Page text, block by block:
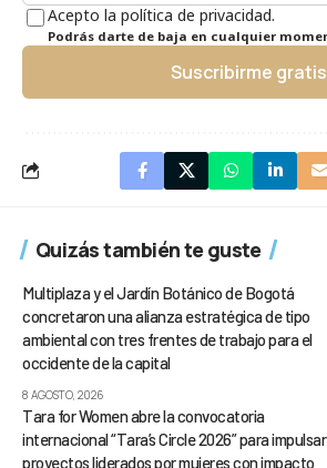
Acepto la política de privacidad.
Podrás darte de baja en cualquier
Suscribirme gratis
Quizás también te guste
Multiplaza y el Jardín Botánico de Bogotá
concretaron una alianza estratégica de tipo
ambiental con tres frentes de trabajo para el
occidente de la capital
8 AGOSTO, 2026
Tara for Women abre la convocatoria
internacional “Tara’s Circle 2026” para impulsar
proyectos liderados por mujeres con impacto